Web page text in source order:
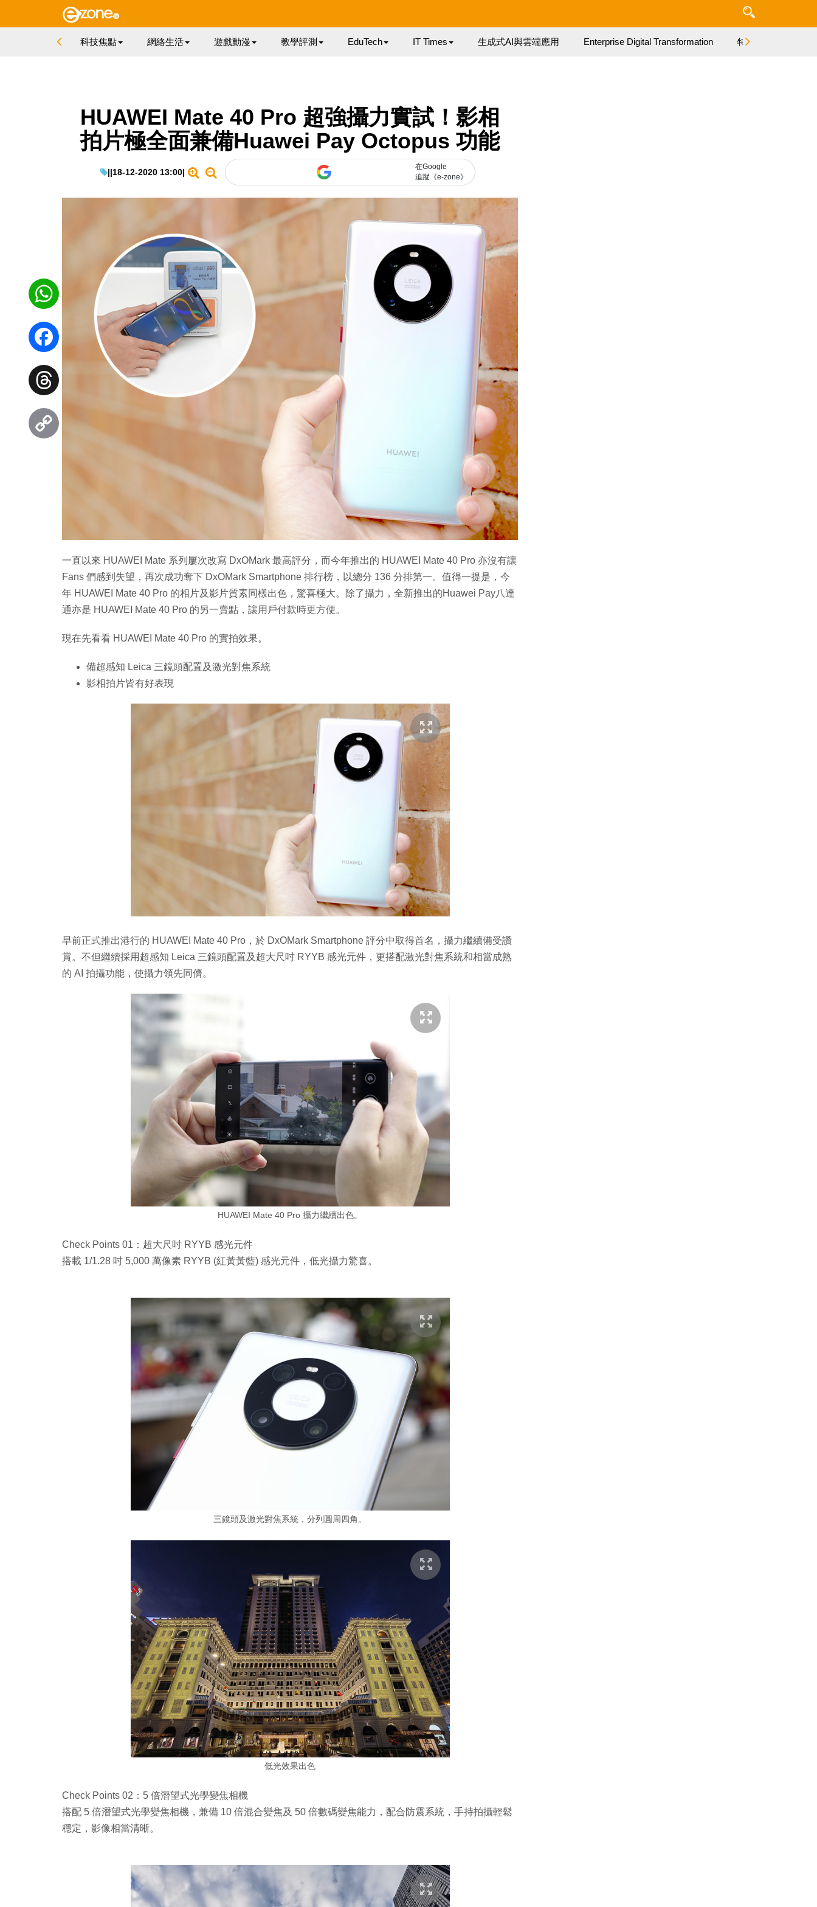
科技焦點 網絡生活 遊戲動漫 教學評測 EduTech IT Times 生成式AI與雲端應用 Enterprise Digital Transformation 特集
HUAWEI Mate 40 Pro 超強攝力實試！影相
拍片極全面兼備Huawei Pay Octopus 功能
||18-12-2020 13:00|
在Google
追蹤《e-zone》
一直以來 HUAWEI Mate 系列屢次改寫 DxOMark 最高評分，而今年推出的 HUAWEI Mate 40 Pro 亦沒有讓
Fans 們感到失望，再次成功奪下 DxOMark Smartphone 排行榜，以總分 136 分排第一。值得一提是，今
年 HUAWEI Mate 40 Pro 的相片及影片質素同樣出色，驚喜極大。除了攝力，全新推出的Huawei Pay八達
通亦是 HUAWEI Mate 40 Pro 的另一賣點，讓用戶付款時更方便。
現在先看看 HUAWEI Mate 40 Pro 的實拍效果。
備超感知 Leica 三鏡頭配置及激光對焦系統
影相拍片皆有好表現
早前正式推出港行的 HUAWEI Mate 40 Pro，於 DxOMark Smartphone 評分中取得首名，攝力繼續備受讚
賞。不但繼續採用超感知 Leica 三鏡頭配置及超大尺吋 RYYB 感光元件，更搭配激光對焦系統和相當成熟
的 AI 拍攝功能，使攝力領先同儕。
HUAWEI Mate 40 Pro 攝力繼續出色。
Check Points 01：超大尺吋 RYYB 感光元件
搭載 1/1.28 吋 5,000 萬像素 RYYB (紅黃黃藍) 感光元件，低光攝力驚喜。
三鏡頭及激光對焦系統，分列圓周四角。
低光效果出色
Check Points 02：5 倍潛望式光學變焦相機
搭配 5 倍潛望式光學變焦相機，兼備 10 倍混合變焦及 50 倍數碼變焦能力，配合防震系統，手持拍攝輕鬆
穩定，影像相當清晰。
WhatsApp
Facebook
Threads